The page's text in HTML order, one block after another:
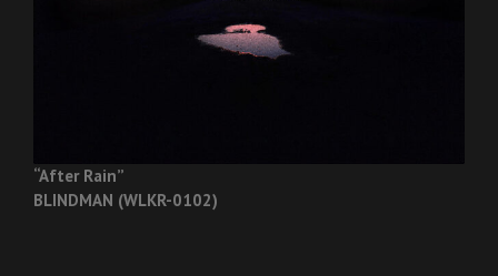
“After Rain”
BLINDMAN (WLKR-0102)